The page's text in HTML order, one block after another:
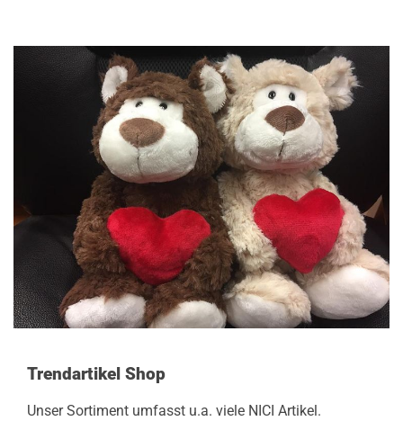
Trendartikel Shop
Unser Sortiment umfasst u.a. viele NICI Artikel.